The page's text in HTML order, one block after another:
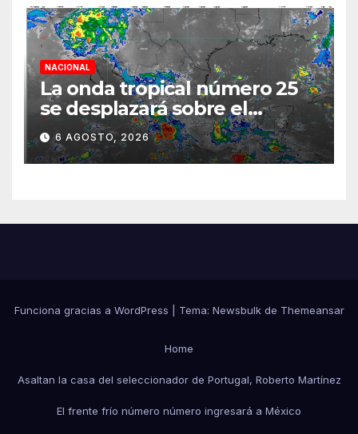
NACIONAL
La onda tropical número 25
se desplazará sobre el
sureste mexicano
6 AGOSTO, 2026
Funciona gracias a WordPress Tema: Newsbulkde Themeansar
Home
Asaltan la casa del seleccionador de Portugal, Roberto Martínez
El frente frío número número ingresará a México